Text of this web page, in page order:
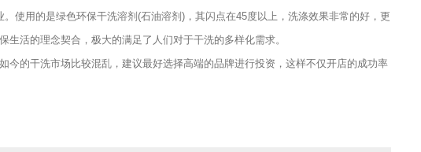
用的是绿色环保干洗溶剂(石油溶剂)，其闪点在45度以上，洗涤效果非常的好，更
活的理念契合，极大的满足了人们对于干洗的多样化需求。
的干洗市场比较混乱，建议最好选择高端的品牌进行投资，这样不仅开店的成功率